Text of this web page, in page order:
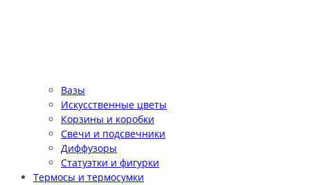
Вазы
Искусственные цветы
Корзины и коробки
Свечи и подсвечники
Диффузоры
Статуэтки и фигурки
Термосы и термосумки